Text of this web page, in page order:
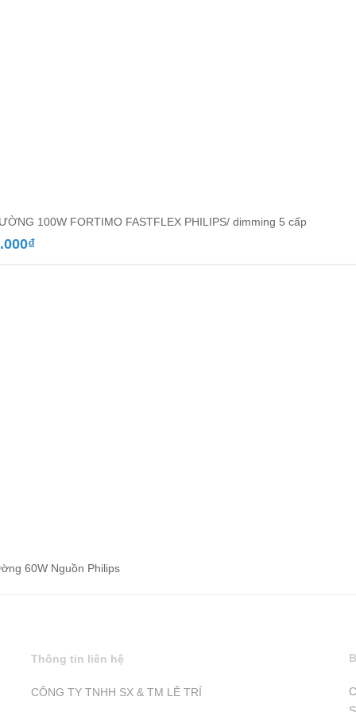
100W FORTIMO FASTFLEX PHILIPS/ dimming 5 cấp
₫
60W Nguồn Philips
Thông tin liên hệ
CÔNG TY TNHH SX & TM LÊ TRÍ